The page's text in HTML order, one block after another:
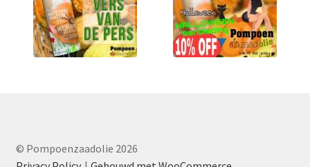
© Pompoenzaadolie 2026